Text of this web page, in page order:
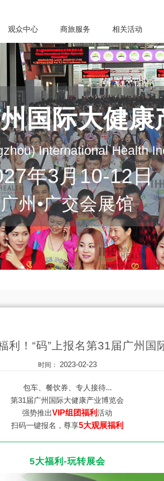
观众中心 商旅服务 相关活动
国际大健康
International Health
年3月10-12日
广州•广交会展馆
利！“码”上报名第31届广州国
时间： 2023-02-23
包车、餐饮券、专人接待...
第31届广州国际大健康产业博览会
强势推出VIP组团福利活动
扫码一键报名，尊享5大观展福利
5大福利-玩转展会